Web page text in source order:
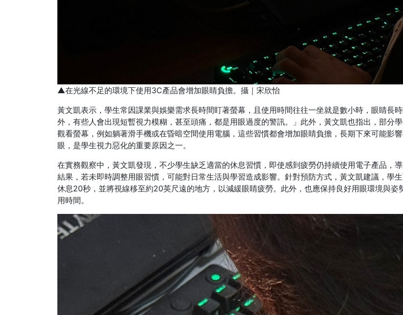
▲在光線不足的環境下使用3C產品會增加眼睛負擔。攝｜宋欣怡
黃文凱表示，學生常因課業與娛樂需求長時間盯著螢幕，且使用時間往往一坐就是數小時，眼睛長
外，有些人會出現短暫視力模糊，甚至頭痛，都是用眼過度的警訊。」此外，黃文凱也指出，部分
觀看螢幕，例如躺著滑手機或在昏暗空間使用電腦，這些習慣都會增加眼睛負擔，長期下來可能影
眼，是學生視力惡化的重要原因之一。
在實務觀察中，黃文凱發現，不少學生缺乏適當的休息習慣，即使感到疲勞仍持續使用電子產品，
結果，若未即時調整用眼習慣，可能對日常生活與學習造成影響。針對預防方式，黃文凱建議，
休息20秒，並將視線移至約20英尺遠的地方，以減緩眼睛疲勞。此外，也應保持良好用眼環境與
用時間。